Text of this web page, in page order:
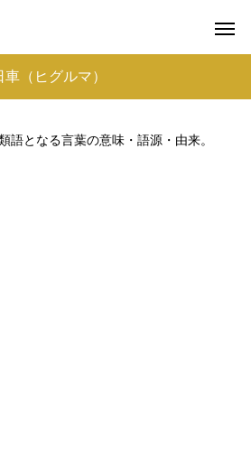
車（ヒグルマ）
語となる言葉の意味・語源・由来。